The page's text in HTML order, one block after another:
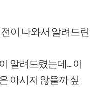
이 나와서 알려드린
알려드렸는데... 이
아시지 않을까 싶